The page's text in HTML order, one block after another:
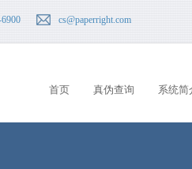
cs@paperright.com
首页
真伪查询 系统简